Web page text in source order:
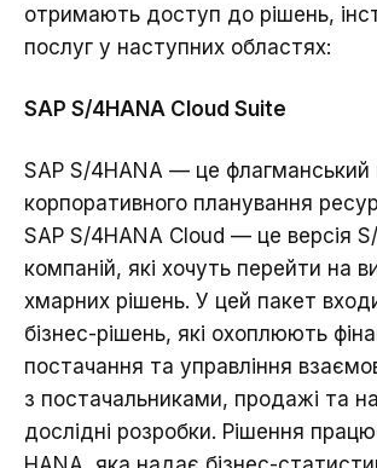
отримають доступ до рішень,
послуг у наступних областях:
SAP S/4HANA Cloud Suite
SAP S/4HANA — це флагманський
корпоративного планування
SAP S/4HANA Cloud — це версія
компаній, які хочуть перейти на
хмарних рішень. У цей пакет
бізнес-рішень, які охоплюють
постачання та управління
з постачальниками, продажі та
дослідні розробки. Рішення